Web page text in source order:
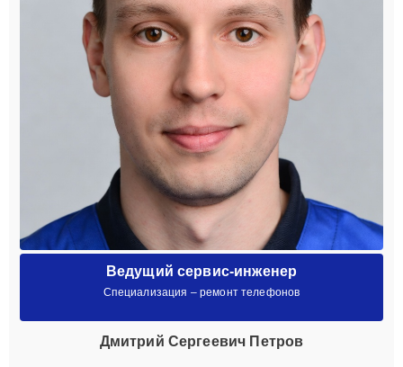
Ведущий сервис-инженер
Специализация – ремонт телефонов
Дмитрий Сергеевич Петров